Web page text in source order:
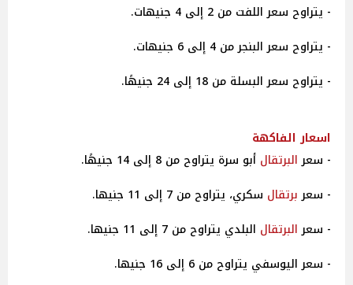
- يتراوح سعر اللفت من 2 إلى 4 جنيهات.
- يتراوح سعر البنجر من 4 إلى 6 جنيهات.
- يتراوح سعر البسلة من 18 إلى 24 جنيهًا.
اسعار الفاكهة
- سعرالبرتقال أبو سرة يتراوح من 8 إلى 14 جنيهًا.
- سعربرتقال سكري، يتراوح من 7 إلى 11 جنيها.
- سعرالبرتقال البلدي يتراوح من 7 إلى 11 جنيها.
- سعر اليوسفي يتراوح من 6 إلى 16 جنيها.